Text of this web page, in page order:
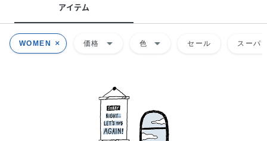
アイテム
WOMEN 価格 arrow_drop_down 色 arrow_drop_down セール スーパ